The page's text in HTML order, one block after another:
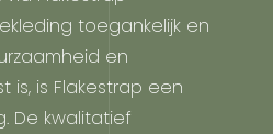
toegankelijk en
en
is, is Flakestrap een
De kwalitatief